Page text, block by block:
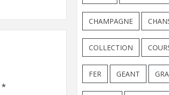
*
CHAMPAGNE
COLLECTION
FER GEANT